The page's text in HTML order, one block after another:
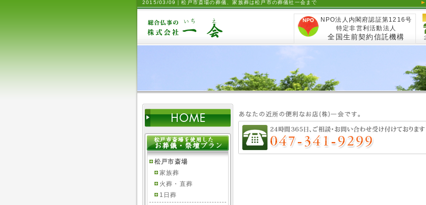
2015/03/09｜松戸市斎場の葬儀、家族葬は松戸市の葬儀社一会まで
NPO法人内閣府認証第1216号
特定非営利活動法人
全国生前契約信託機構
松戸市斎場
家族葬
火葬・直葬
1日葬